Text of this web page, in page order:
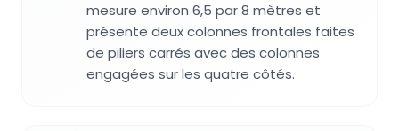
mesure environ 6,5 par 8 mètres et
présente deux colonnes frontales faites
de piliers carrés avec des colonnes
engagées sur les quatre côtés.